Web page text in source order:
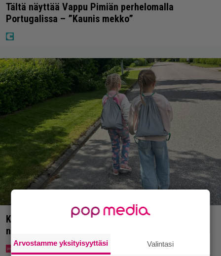
Tältä näyttää Vappu Pimiän perhelomalla
Portugalissa – ”Kaunis mekko”
Koululaisille jaetaan ilmaisia heijastinreppuja –
näin voit lunastaa omasi S-marketista
Arvostamme yksityisyyttäsi Valintasi